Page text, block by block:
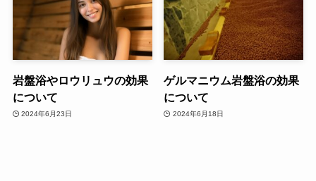
岩盤浴やロウリュウの効果
について
2024年6月23日
ゲルマニウム岩盤浴の効果
について
2024年6月18日